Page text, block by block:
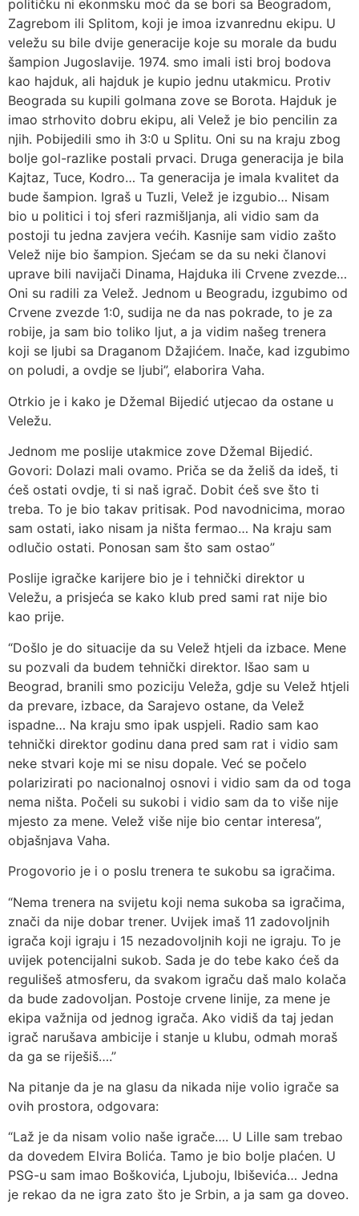
političku ni ekonmsku moć da se bori sa Beogradom,
Zagrebom ili Splitom, koji je imoa izvanrednu ekipu. U
veležu su bile dvije generacije koje su morale da budu
šampion Jugoslavije. 1974. smo imali isti broj bodova
kao hajduk, ali hajduk je kupio jednu utakmicu. Protiv
Beograda su kupili golmana zove se Borota. Hajduk je
imao strhovito dobru ekipu, ali Velež je bio pencilin za
njih. Pobijedili smo ih 3:0 u Splitu. Oni su na kraju zbog
bolje gol-razlike postali prvaci. Druga generacija je bila
Kajtaz, Tuce, Kodro… Ta generacija je imala kvalitet da
bude šampion. Igraš u Tuzli, Velež je izgubio… Nisam
bio u politici i toj sferi razmišljanja, ali vidio sam da
postoji tu jedna zavjera većih. Kasnije sam vidio zašto
Velež nije bio šampion. Sjećam se da su neki članovi
uprave bili navijači Dinama, Hajduka ili Crvene zvezde…
Oni su radili za Velež. Jednom u Beogradu, izgubimo od
Crvene zvezde 1:0, sudija ne da nas pokrade, to je za
robije, ja sam bio toliko ljut, a ja vidim našeg trenera
koji se ljubi sa Draganom Džajićem. Inače, kad izgubimo
on poludi, a ovdje se ljubi”, elaborira Vaha.
Otrkio je i kako je Džemal Bijedić utjecao da ostane u
Veležu.
Jednom me poslije utakmice zove Džemal Bijedić.
Govori: Dolazi mali ovamo. Priča se da želiš da ideš, ti
ćeš ostati ovdje, ti si naš igrač. Dobit ćeš sve što ti
treba. To je bio takav pritisak. Pod navodnicima, morao
sam ostati, iako nisam ja ništa fermao… Na kraju sam
odlučio ostati. Ponosan sam što sam ostao”
Poslije igračke karijere bio je i tehnički direktor u
Veležu, a prisjeća se kako klub pred sami rat nije bio
kao prije.
“Došlo je do situacije da su Velež htjeli da izbace. Mene
su pozvali da budem tehnički direktor. Išao sam u
Beograd, branili smo poziciju Veleža, gdje su Velež htjeli
da prevare, izbace, da Sarajevo ostane, da Velež
ispadne… Na kraju smo ipak uspjeli. Radio sam kao
tehnički direktor godinu dana pred sam rat i vidio sam
neke stvari koje mi se nisu dopale. Već se počelo
polarizirati po nacionalnoj osnovi i vidio sam da od toga
nema ništa. Počeli su sukobi i vidio sam da to više nije
mjesto za mene. Velež više nije bio centar interesa”,
objašnjava Vaha.
Progovorio je i o poslu trenera te sukobu sa igračima.
“Nema trenera na svijetu koji nema sukoba sa igračima,
znači da nije dobar trener. Uvijek imaš 11 zadovoljnih
igrača koji igraju i 15 nezadovoljnih koji ne igraju. To je
uvijek potencijalni sukob. Sada je do tebe kako ćeš da
regulišeš atmosferu, da svakom igraču daš malo kolača
da bude zadovoljan. Postoje crvene linije, za mene je
ekipa važnija od jednog igrača. Ako vidiš da taj jedan
igrač narušava ambicije i stanje u klubu, odmah moraš
da ga se riješiš….”
Na pitanje da je na glasu da nikada nije volio igrače sa
ovih prostora, odgovara:
“Laž je da nisam volio naše igrače…. U Lille sam trebao
da dovedem Elvira Bolića. Tamo je bio bolje plaćen. U
PSG-u sam imao Boškovića, Ljuboju, Ibiševića… Jedna
je rekao da ne igra zato što je Srbin, a ja sam ga doveo.